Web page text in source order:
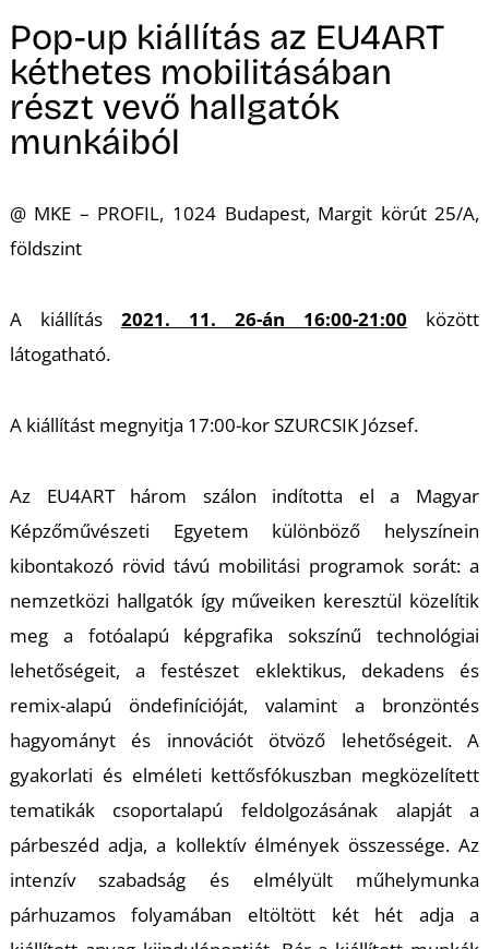
Pop-up kiállítás az EU4ART
kéthetes mobilitásában
részt vevő hallgatók
munkáiból
@ MKE – PROFIL, 1024 Budapest, Margit körút 25/A,
földszint
A kiállítás 2021. 11. 26-án 16:00-21:00 között
látogatható.
A kiállítást megnyitja 17:00-kor SZURCSIK József.
Az EU4ART három szálon indította el a Magyar
Képzőművészeti Egyetem különböző helyszínein
kibontakozó rövid távú mobilitási programok sorát: a
nemzetközi hallgatók így műveiken keresztül közelítik
meg a fotóalapú képgrafika sokszínű technológiai
lehetőségeit, a festészet eklektikus, dekadens és
remix-alapú öndefinícióját, valamint a bronzöntés
hagyományt és innovációt ötvöző lehetőségeit. A
gyakorlati és elméleti kettősfókuszban megközelített
tematikák csoportalapú feldolgozásának alapját a
párbeszéd adja, a kollektív élmények összessége. Az
intenzív szabadság és elmélyült műhelymunka
párhuzamos folyamában eltöltött két hét adja a